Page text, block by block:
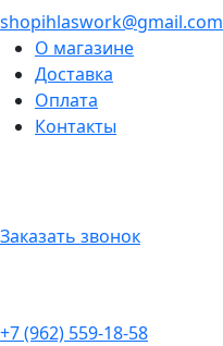
shopihlaswork@gmail.com
О магазине
Доставка
Оплата
Контакты
Заказать звонок
+7 (962) 559-18-58